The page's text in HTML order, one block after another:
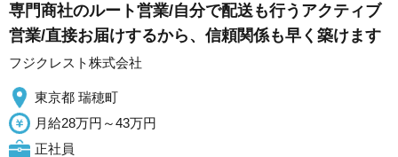
専門商社のルート営業/自分で配送も行うアクティブ
営業/直接お届けするから、信頼関係も早く築けます
フジクレスト株式会社
東京都 瑞穂町
月給28万円～43万円
正社員